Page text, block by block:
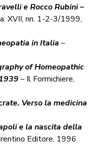
e Rocco Rubini –
XVII, nn. 1-2-3/1999,
in Italia –
of Homeopathic
– Il Formichiere,
Verso la medicina
e la nascita della
Editore, 1996